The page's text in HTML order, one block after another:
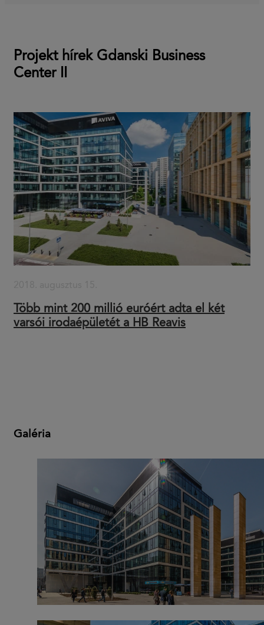
Projekt hírek Gdanski Business
Center II
Több mint 200 millió euróért adta el két
varsói irodaépületét a HB Reavis
Galéria